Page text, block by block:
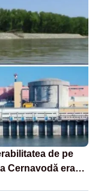
de pe
Cernavodă era